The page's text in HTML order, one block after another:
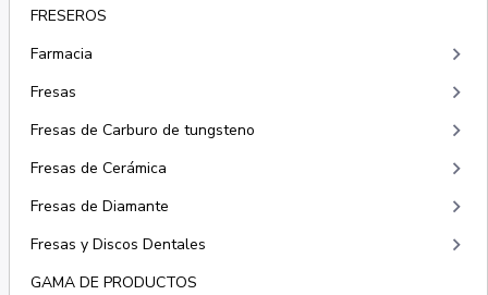
FRESEROS
Farmacia
keyboard_arrow_right
Fresas keyboard_arrow_right
Fresas de Carburo de tungsteno keyboard_arrow_right
Fresas de Cerámica keyboard_arrow_right
Fresas de Diamante keyboard_arrow_right
Fresas y Discos Dentales keyboard_arrow_right
GAMA DE PRODUCTOS